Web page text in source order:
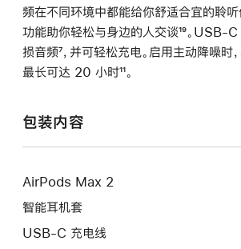
频在不同环境中都能给你舒适合宜的聆
功能助你轻松与身边的人交谈脚
注
¹⁹。USB-
损音频脚
注
⁷，并可轻松充电。启用主动降噪时
最长可达 20 小时脚
¹¹。
包装内容
AirPods Max 2
智能耳机套
USB-C 充电线